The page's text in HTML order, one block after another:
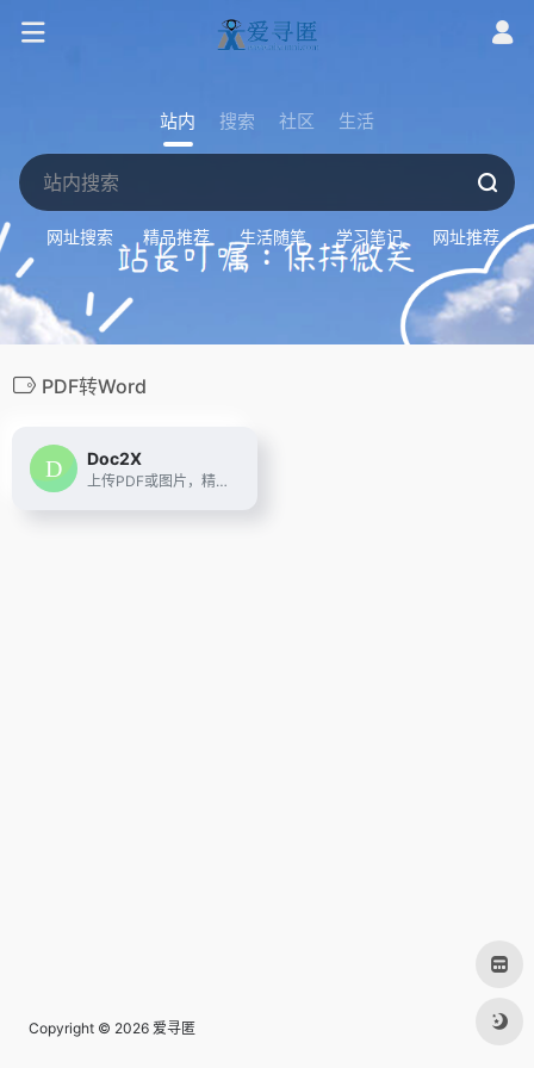
站内 搜索 社区 生活
网址搜索 精品推荐 生活随笔 学习笔记 网址推荐
PDF转Word
Doc2X
上传PDF或图片，精准公式识别和表格识别,一键高效转换为 Word、LaTeX、HTML、Markdown 等多种格式。支持多语言翻译，提供双语对照翻译体验，搭载大模型技术，满足学术、办公和多场景需求。
Copyright © 2026 爱寻匿